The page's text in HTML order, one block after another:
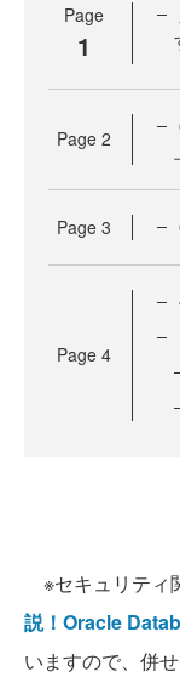
Page
1
Page 2
Page 3
Page 4
※セキュリティ
説！Oracle
いますので、併